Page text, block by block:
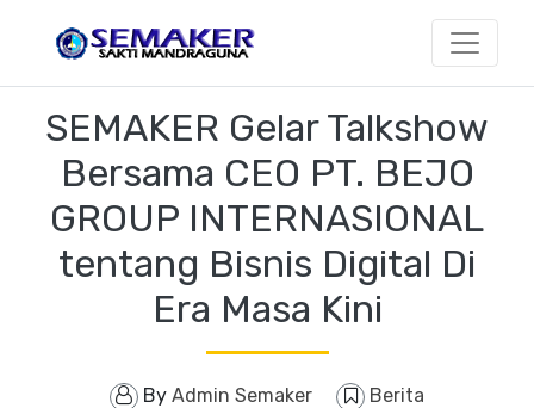
SEMAKER Gelar Talkshow
Bersama CEO PT. BEJO
GROUP INTERNASIONAL
tentang Bisnis Digital Di
Era Masa Kini
By Admin Semaker Berita